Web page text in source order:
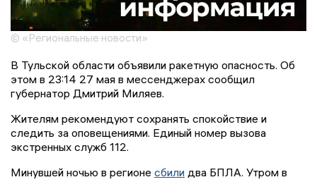
© «Региональные новости»
В Тульской области объявили ракетную опасность. Об
этом в 23:14 27 мая в мессенджерах сообщил
губернатор Дмитрий Миляев.
Жителям рекомендуют сохранять спокойствие и
следить за оповещениями. Единый номер вызова
экстренных служб 112.
Минувшей ночью в регионе сбили два БПЛА. Утром в